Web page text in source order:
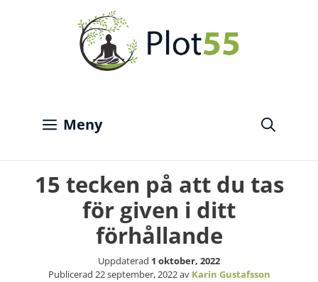
Meny
15 tecken på att du tas
för given i ditt
förhållande
Uppdaterad 1 oktober, 2022
Publicerad 22 september, 2022av Karin Gustafsson